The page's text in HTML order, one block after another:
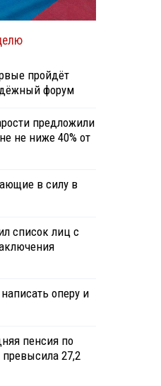
пройдёт
форум
предложили
не ниже 40% от
в силу в
список лиц с
оперу и
пенсия по
27,2